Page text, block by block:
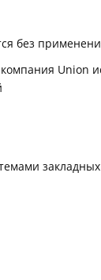
без
Union